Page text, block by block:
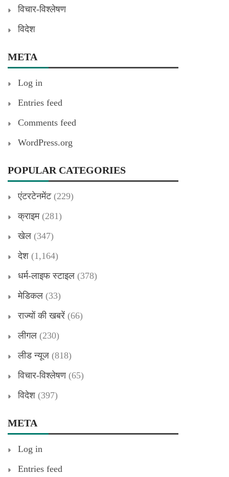
विचार-विश्लेषण
विदेश
META
Log in
Entries feed
Comments feed
WordPress.org
POPULAR CATEGORIES
एंटरटेनमेंट(229)
क्राइम(281)
खेल (347)
देश (1,164)
धर्म-लाइफ स्टाइल (378)
मेडिकल (33)
राज्यों की खबरें (66)
लीगल (230)
लीड न्यूज (818)
विचार-विश्लेषण(65)
विदेश (397)
META
Log in
Entries feed